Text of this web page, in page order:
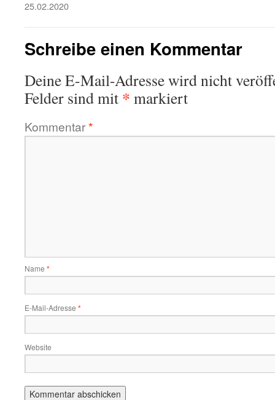
25.02.2020
Schreibe einen Kommentar
Deine E-Mail-Adresse wird nicht
Felder sind mit * markiert
Kommentar*
Name *
E-Mail-Adresse *
Website